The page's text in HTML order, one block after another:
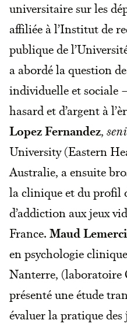
universitaire sur les
affiliée à l’Institut de
publique de
a abordé la question
individuelle et sociale
hasard et d’argent à
Lopez Fernandez,
University (Eastern
Australie, a ensuite
la clinique et du profil
d’addiction aux jeux
France. Maud
en psychologie
Nanterre, (laboratoire
présenté une étude
évaluer la pratique des